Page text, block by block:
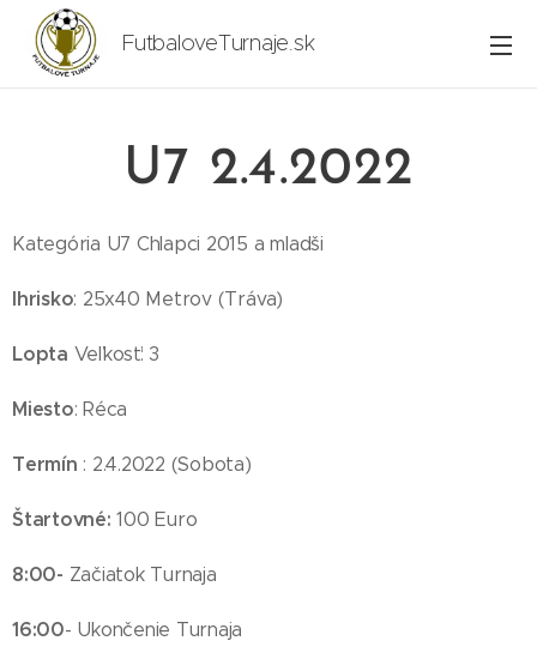
FutbaloveTurnaje.sk
U7 2.4.2022
Kategória U7 Chlapci 2015 a mladši
Ihrisko: 25x40 Metrov (Tráva)
Lopta Veľkosť: 3
Miesto: Réca
Termín : 2.4.2022 (Sobota)
Štartovné:100 Euro
8:00- Začiatok Turnaja
16:00- Ukončenie Turnaja